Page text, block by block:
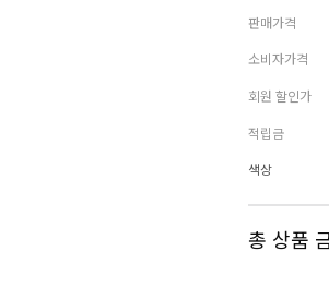
판매가격
소비자가격
회원 할인가
적립금
색상
총 상품